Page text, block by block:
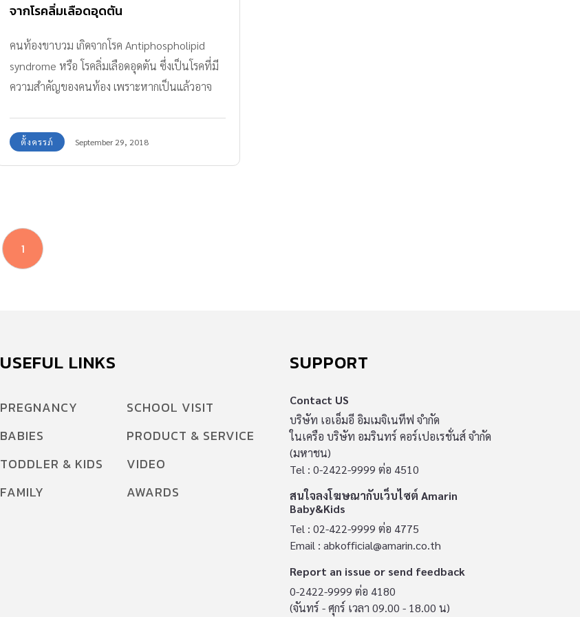
จากโรคลิ่มเลือดอุดตัน
คนท้องขาบวม เกิดจากโรค Antiphospholipid
syndrome หรือ โรคลิ่มเลือดอุดตัน ซึ่งเป็นโรคที่มี
ความสำคัญของคนท้อง เพราะหากเป็นแล้วอาจ
ตั้งครรภ์ September 29, 2018
1
USEFUL LINKS
PREGNANCY
BABIES
TODDLER & KIDS
FAMILY
SCHOOL VISIT
PRODUCT & SERVICE
VIDEO
AWARDS
SUPPORT
Contact US
บริษัท เอเอ็มอี อิมเมจิเนทีฟ จำกัด
ในเครือ บริษัท อมรินทร์ คอร์เปอเรชั่นส์ จำกัด
(มหาชน)
Tel : 0-2422-9999 ต่อ 4510
สนใจลงโฆษณากับเว็บไซต์ Amarin
Baby&Kids
Tel : 02-422-9999 ต่อ 4775
Email : abkofficial@amarin.co.th
Report an issue or send feedback
0-2422-9999 ต่อ 4180
(จันทร์ - ศุกร์ เวลา 09.00 - 18.00 น)